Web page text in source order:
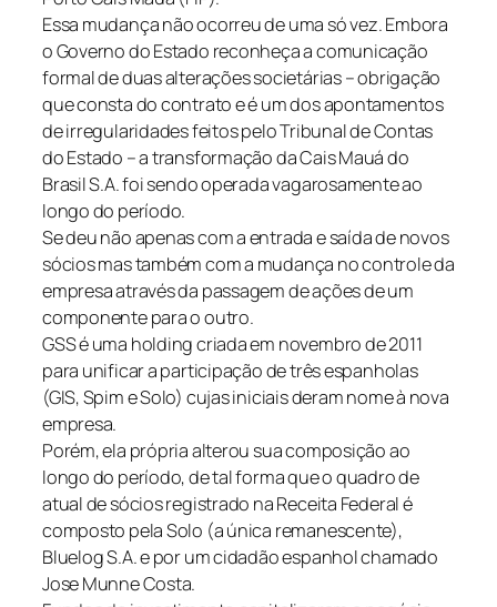
Essa mudança não ocorreu de uma só vez. Embora
o Governo do Estado reconheça a comunicação
formal de duas alterações societárias – obrigação
que consta do contrato e é um dos apontamentos
de irregularidades feitos pelo Tribunal de Contas
do Estado – a transformação da Cais Mauá do
Brasil S.A. foi sendo operada vagarosamente ao
longo do período.
Se deu não apenas com a entrada e saída de novos
sócios mas também com a mudança no controle da
empresa através da passagem de ações de um
componente para o outro.
GSS é uma holding criada em novembro de 2011
para unificar a participação de três espanholas
(GIS, Spim e Solo) cujas iniciais deram nome à nova
empresa.
Porém, ela própria alterou sua composição ao
longo do período, de tal forma que o quadro de
atual de sócios registrado na Receita Federal é
composto pela Solo (a única remanescente),
Bluelog S.A. e por um cidadão espanhol chamado
Jose Munne Costa.